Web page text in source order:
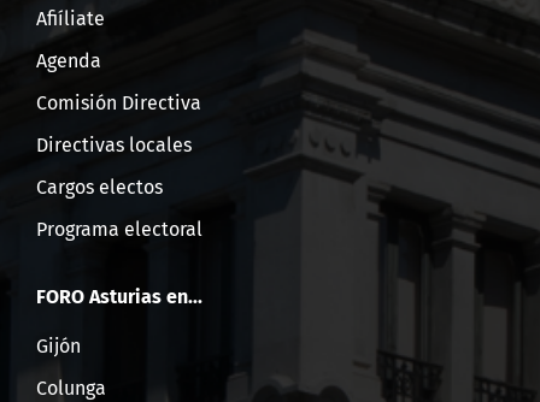
Afiíliate
Agenda
Comisión Directiva
Directivas locales
Cargos electos
Programa electoral
FORO Asturias en...
Gijón
Colunga